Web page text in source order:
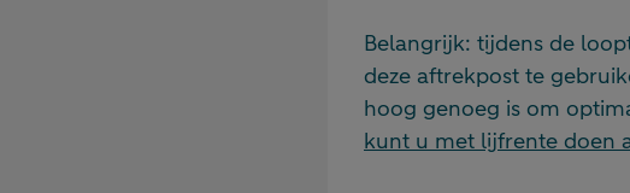
Belangrijk: tijdens de
deze aftrekpost te
hoog genoeg is om
kunt u met lijfrente doen